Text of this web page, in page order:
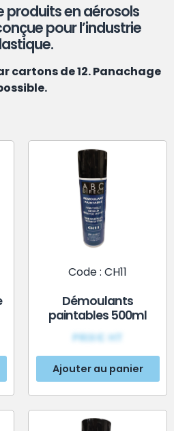
produits en aérosols
pour l’industrie
cartons de 12. Panachage
Code : CH11
Démoulants
paintables 500ml
PRIX€ HT
Ajouter au panier